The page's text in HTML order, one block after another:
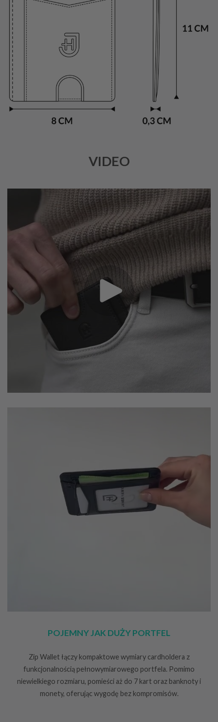
VIDEO
POJEMNY JAK DUŻY PORTFEL
Zip Wallet łączy kompaktowe wymiary cardholdera z
funkcjonalnością pełnowymiarowego portfela. Pomimo
niewielkiego rozmiaru, pomieści aż do 7 kart oraz banknoty i
monety, oferując wygodę bez kompromisów.